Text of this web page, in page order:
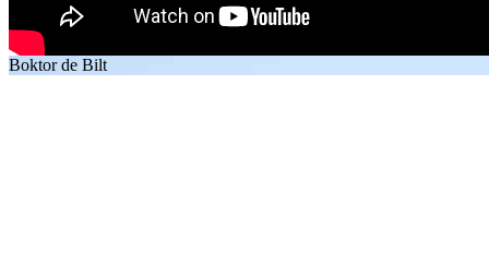
Boktor de Bilt